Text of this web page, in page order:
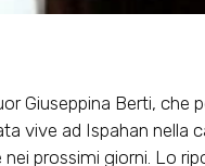
Giuseppina Berti, che
vive ad Ispahan nella
prossimi giorni. Lo